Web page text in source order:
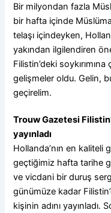
Bir milyondan fazla
bir hafta içinde
telaşı içindeyken,
yakından ilgilendiren
Filistin’deki
gelişmeler oldu. Gelin,
geçirelim.
Trouw Gazetesi
yayınladı
Hollanda’nın en kaliteli
geçtiğimiz hafta tarihe
ve vicdani bir duruş
günümüze kadar
kişinin adını yayınladı.